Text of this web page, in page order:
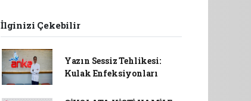
İlginizi Çekebilir
Yazın Sessiz Tehlikesi:
Kulak Enfeksiyonları